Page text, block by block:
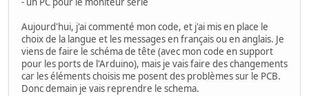
Aujourd'hui, j'ai commenté mon code, et j'ai mis en place le
choix de la langue et les messages en français ou en anglais. Je
viens de faire le schéma de tête (avec mon code en support
pour les ports de l'Arduino), mais je vais faire des changements
car les éléments choisis me posent des problèmes sur le PCB.
Donc demain je vais reprendre le schema.